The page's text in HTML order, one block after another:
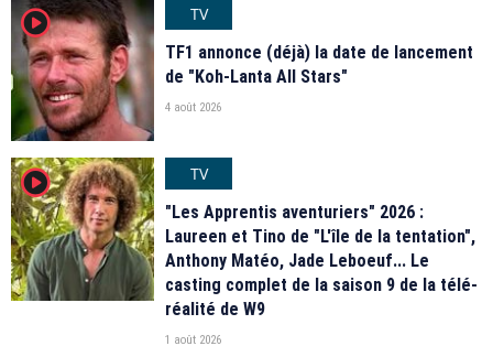
player2
TV
TF1 annonce (déjà) la date de lancement
de "Koh-Lanta All Stars"
4 août 2026
player2
TV
"Les Apprentis aventuriers" 2026 :
Laureen et Tino de "L'île de la tentation",
Anthony Matéo, Jade Leboeuf... Le
casting complet de la saison 9 de la télé-
réalité de W9
1 août 2026